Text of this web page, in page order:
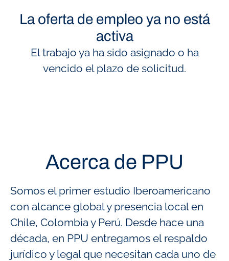
La oferta de empleo ya no está
activa
El trabajo ya ha sido asignado o ha
vencido el plazo de solicitud.
Acerca de PPU
Somos el primer estudio Iberoamericano
con alcance global y presencia local en
Chile, Colombia y Perú. Desde hace una
década, en PPU entregamos el respaldo
jurídico y legal que necesitan cada uno de